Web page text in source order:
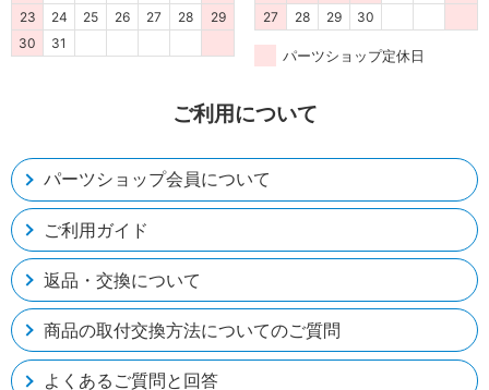
ご利用について
パーツショップ会員について
ご利用ガイド
返品・交換について
商品の取付交換方法についてのご質問
よくあるご質問と回答
23
24 25 26 27 28
29
30
31
27
28 29 30
パーツショップ定休日